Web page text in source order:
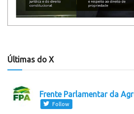
Últimas do X
Frente Parlamentar da
Follow